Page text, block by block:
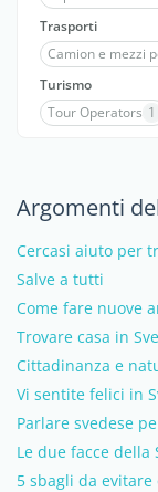
Trasporti
Camion e mezzi
Turismo
Tour Operators 1
Argomenti
Cercasi aiuto per
Salve a tutti
Come fare nuove
Trovare casa in
Cittadinanza e
Vi sentite felici in
Parlare svedese
Le due facce della
5 sbagli da